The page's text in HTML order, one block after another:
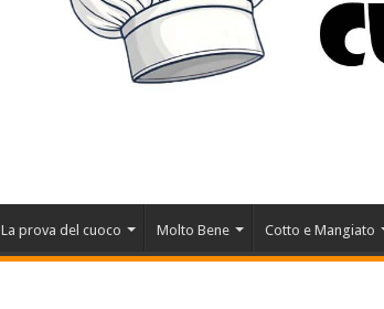
La prova del cuoco Molto Bene Cotto e Mangiato